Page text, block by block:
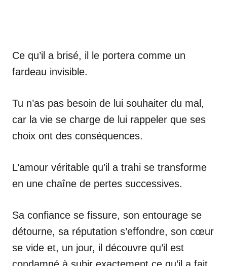
Ce qu’il a brisé, il le portera comme un
fardeau invisible.
Tu n’as pas besoin de lui souhaiter du mal,
car la vie se charge de lui rappeler que ses
choix ont des conséquences.
L’amour véritable qu’il a trahi se transforme
en une chaîne de pertes successives.
Sa confiance se fissure, son entourage se
détourne, sa réputation s’effondre, son cœur
se vide et, un jour, il découvre qu’il est